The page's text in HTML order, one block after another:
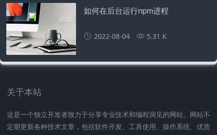
如何在后台运行npm进程
2022-08-04 5.31 K
关于本站
这是一个独立开发者致力于分享专业技术和编程洞见的网站。网站不
定期更新各种技术文章，包括软件开发、工具使用、操作系统、优质